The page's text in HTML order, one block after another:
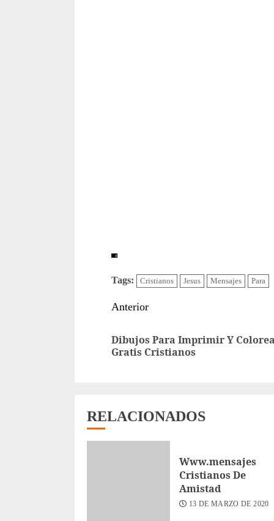
Tags: Cristianos Jesus Mensajes Para
Sigue
leyendo
Anterior
Dibujos Para Imprimir Y
Gratis Cristianos
RELACIONADOS
Www.mensajes
Cristianos De
Amistad
13 DE MARZO DE 2020